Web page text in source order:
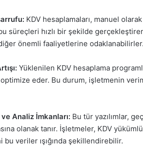
KDV hesaplamaları, manuel
bu süreçleri hızlı bir şekilde
önemli faaliyetlerine odaklanabilirler.
Yüklenilen KDV hesaplama
eder. Bu durum, işletmenin
Analiz İmkanları: Bu tür yazılımlar,
olanak tanır. İşletmeler, KDV
bu veriler ışığında şekillendirebilir.